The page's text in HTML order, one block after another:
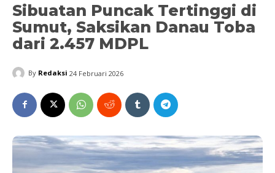
Sibuatan Puncak Tertinggi di
Sumut, Saksikan Danau Toba
dari 2.457 MDPL
By Redaksi 24 Februari 2026